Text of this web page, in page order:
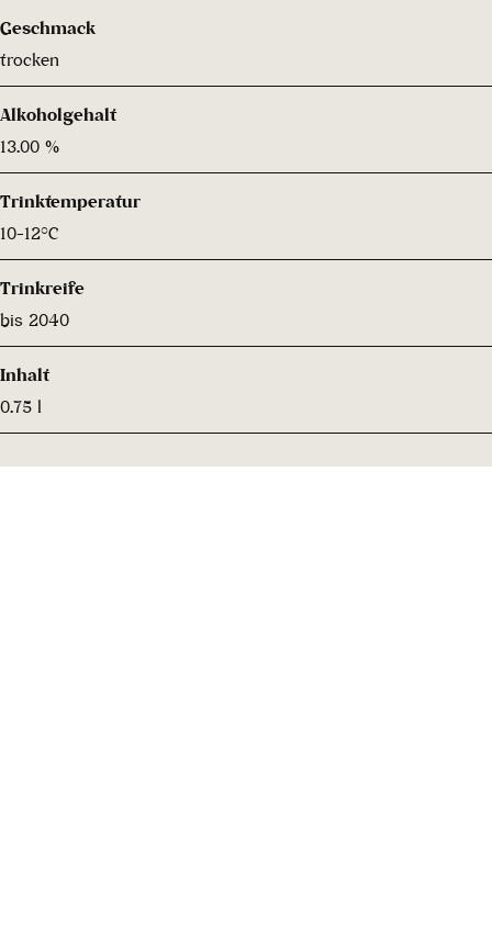
Geschmack
trocken
Alkoholgehalt
13.00 %
Trinktemperatur
10-12°C
Trinkreife
bis 2040
Inhalt
0.75 l